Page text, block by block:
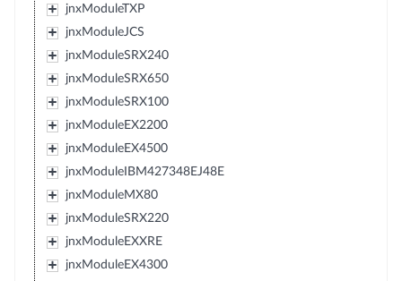
jnxModuleTXP
jnxModuleJCS
jnxModuleSRX240
jnxModuleSRX650
jnxModuleSRX100
jnxModuleEX2200
jnxModuleEX4500
jnxModuleIBM427348EJ48E
jnxModuleMX80
jnxModuleSRX220
jnxModuleEXXRE
jnxModuleEX4300